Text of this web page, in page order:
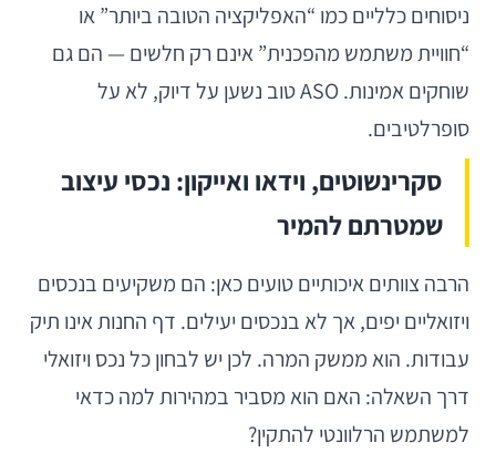
ניסוחים כלליים כמו “האפליקציה הטובה ביותר” או
“חוויית משתמש מהפכנית” אינם רק חלשים — הם גם
שוחקים אמינות. ASO טוב נשען על דיוק, לא על
סופרלטיבים.
סקרינשוטים, וידאו ואייקון: נכסי עיצוב
שמטרתם להמיר
הרבה צוותים איכותיים טועים כאן: הם משקיעים בנכסים
ויזואליים יפים, אך לא בנכסים יעילים. דף החנות אינו תיק
עבודות. הוא ממשק המרה. לכן יש לבחון כל נכס ויזואלי
דרך השאלה: האם הוא מסביר במהירות למה כדאי
למשתמש הרלוונטי להתקין?